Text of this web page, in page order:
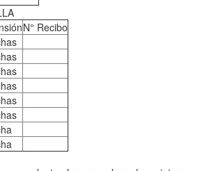
N° Recibo